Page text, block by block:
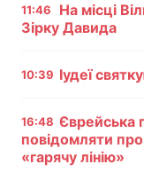
Контакти
Послуги
11:46
На місці
Зірку Давида
10:39 Іудеї
16:48 Єврейська
повідомляти про
«гарячу лінію»